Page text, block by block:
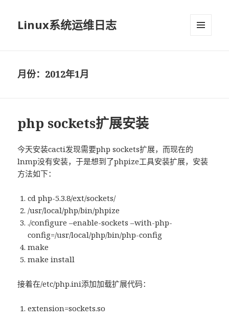
Linux系统运维日志
月份：2012年1月
php sockets扩展安装
今天安装cacti发现需要php sockets扩展，而现在的
lnmp没有安装，于是想到了phpize工具安装扩展，安装
方法如下：
cd php-5.3.8/ext/sockets/
/usr/local/php/bin/phpize
./configure –enable-sockets –with-php-
config=/usr/local/php/bin/php-config
make
make install
接着在/etc/php.ini添加加载扩展代码：
extension=sockets.so